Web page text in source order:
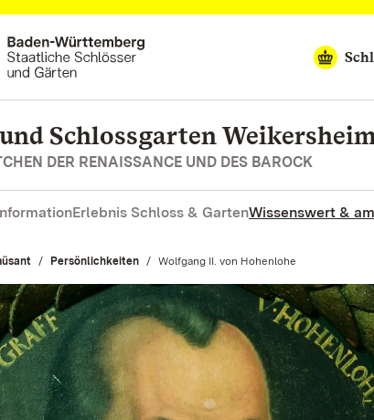
Schlossgarten
DER RENAISSANCE UND DES BAROCK
Erlebnis Schloss & GartenWissenswert &
Persönlichkeiten Aktuell:
Wolfgang II. von Hohenlohe